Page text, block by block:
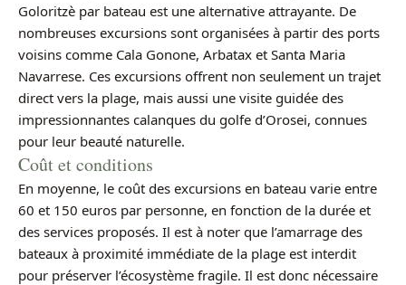
Goloritzè par bateau est une alternative attrayante. De
nombreuses excursions sont organisées à partir des ports
voisins comme Cala Gonone, Arbatax et Santa Maria
Navarrese. Ces excursions offrent non seulement un trajet
direct vers la plage, mais aussi une visite guidée des
impressionnantes calanques du golfe d’Orosei, connues
pour leur beauté naturelle.
Coût et conditions
En moyenne, le coût des excursions en bateau varie entre
60 et 150 euros par personne, en fonction de la durée et
des services proposés. Il est à noter que l’amarrage des
bateaux à proximité immédiate de la plage est interdit
pour préserver l’écosystème fragile. Il est donc nécessaire